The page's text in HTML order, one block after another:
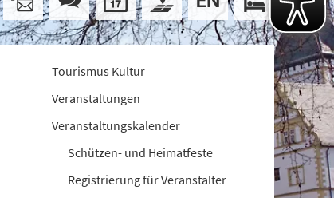
Tourismus Kultur
Veranstaltungen
Veranstaltungskalender
Schützen- und Heimatfeste
Registrierung für Veranstalter